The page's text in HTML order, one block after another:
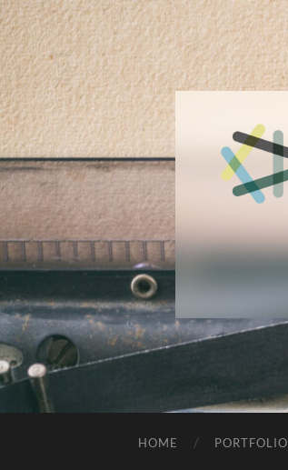
HOME PORTFOLIO